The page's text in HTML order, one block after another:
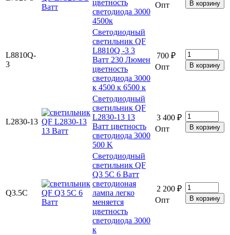
цветность
светодиода 3000
4500к
Опт
L8810Q-
3
Светодиодный
светильник QF
L8810Q -3 3
Ватт 230 Люмен
цветность
светодиода 3000
к 4500 к 6500 к
700 ₽
Опт
L2830-13
Светодиодный
светильник QF
L2830-13 13
Ватт цветность
светодиода 3000
500 K
3 400 ₽
Опт
Q3.5C
Светодиодный
светильник QF
Q3 5C 6 Ватт
светодионая
лампа легко
меняется
цветность
светодиода 3000
к
2 200 ₽
Опт